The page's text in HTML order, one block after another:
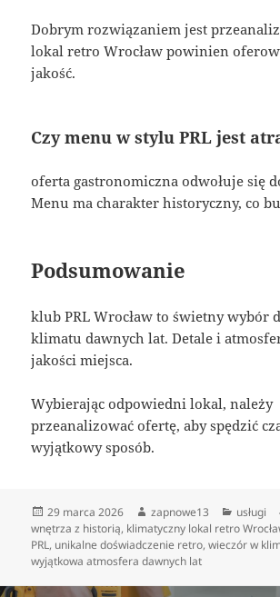
Dobrym rozwiązaniem jest
lokal retro Wrocław powinien
jakość.
Czy menu w stylu PRL jest
oferta gastronomiczna odwołuje się
Menu ma charakter historyczny, co
Podsumowanie
klub PRL Wrocław to świetny wybór
klimatu dawnych lat. Detale i
jakości miejsca.
Wybierając odpowiedni lokal, należy
przeanalizować ofertę, aby spędzić
wyjątkowy sposób.
Data
publikacji
29 marca 2026 Autor
zapnowe13 usługi
wnętrza z historią, klimatyczny lokal retro
PRL, unikalne doświadczenie retro,wieczór w
wyjątkowa atmosfera dawnych lat